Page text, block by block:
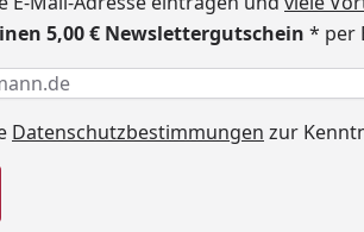
5,00 € Newslettergutschein * per
erforderlich
Datenschutzbestimmungen zur